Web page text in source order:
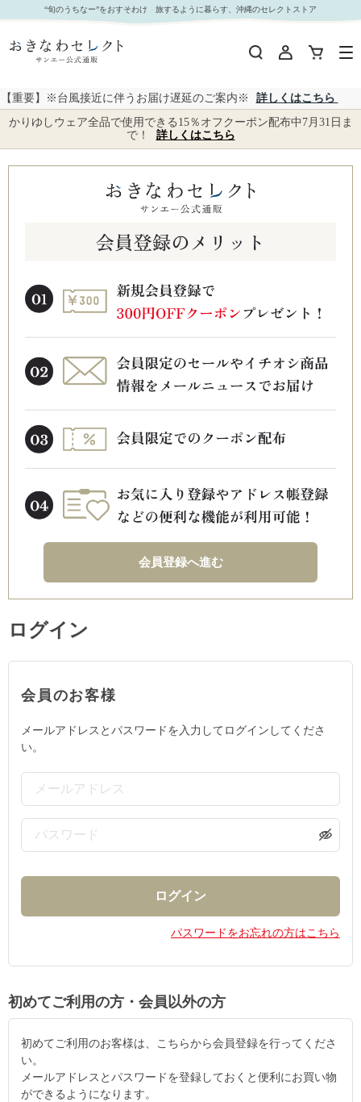
“旬のうちなー”をおすそわけ 旅するように暮らす、沖縄のセレクトストア
【重要】※台風接近に伴うお届け遅延のご案内※
詳しくはこちら
かりゆしウェア全品で使用できる15％オフクーポン配布中7月31日ま
で！
詳しくはこちら
会員登録へ進む
ログイン
会員のお客様
メールアドレスとパスワードを入力してログインしてくださ
い。
パスワードをお忘れの方はこちら
初めてご利用の方・会員以外の方
初めてご利用のお客様は、こちらから会員登録を行ってくださ
い。
メールアドレスとパスワードを登録しておくと便利にお買い物
ができるようになります。